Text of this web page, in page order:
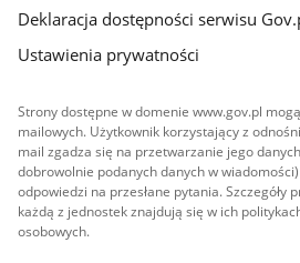
Deklaracja dostępności serwisu
Ustawienia prywatności
Strony dostępne w domenie www.gov.pl
mailowych. Użytkownik korzystający z
mail zgadza się na przetwarzanie jego
dobrowolnie podanych danych w
odpowiedzi na przesłane pytania. Szczegóły
każdą z jednostek znajdują się w ich
osobowych.